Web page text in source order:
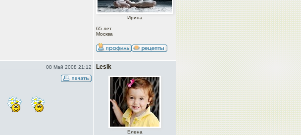
Ирина
65 лет
Москва
08 Май 2008 21:12 Lesik
Елена